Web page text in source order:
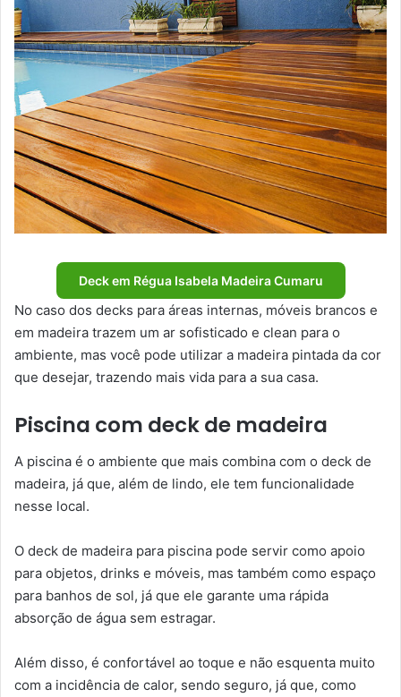
Deck em Régua Isabela Madeira Cumaru
No caso dos decks para áreas internas, móveis brancos e
em madeira trazem um ar sofisticado e clean para o
ambiente, mas você pode utilizar a madeira pintada da cor
que desejar, trazendo mais vida para a sua casa.
Piscina com deck de madeira
A piscina é o ambiente que mais combina com o deck de
madeira, já que, além de lindo, ele tem funcionalidade
nesse local.
O deck de madeira para piscina pode servir como apoio
para objetos, drinks e móveis, mas também como espaço
para banhos de sol, já que ele garante uma rápida
absorção de água sem estragar.
Além disso, é confortável ao toque e não esquenta muito
com a incidência de calor, sendo seguro, já que, como